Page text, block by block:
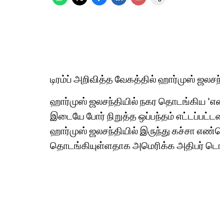
டிரம்ப் அறிவித்த வேகத்தில் ஹார்முஸ்
ஹார்முஸ் ஜலசந்தியில் நகர தொடங்கிய
இடையே போர் நிறுத்த ஒப்பந்தம்
ஹார்முஸ் ஜலசந்தியில் இருந்து கச்சா
தொடங்கியுள்ளதாக அமெரிக்க அதிபர்